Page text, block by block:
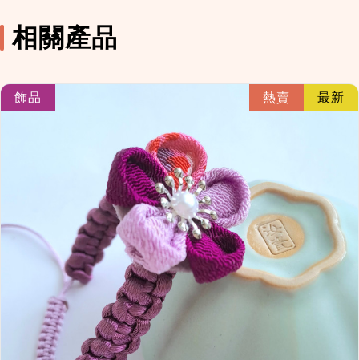
相關產品
飾品 熱賣 最新
link